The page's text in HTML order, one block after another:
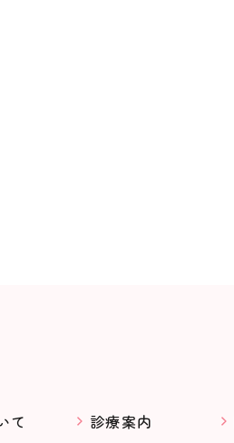
て 診療案内